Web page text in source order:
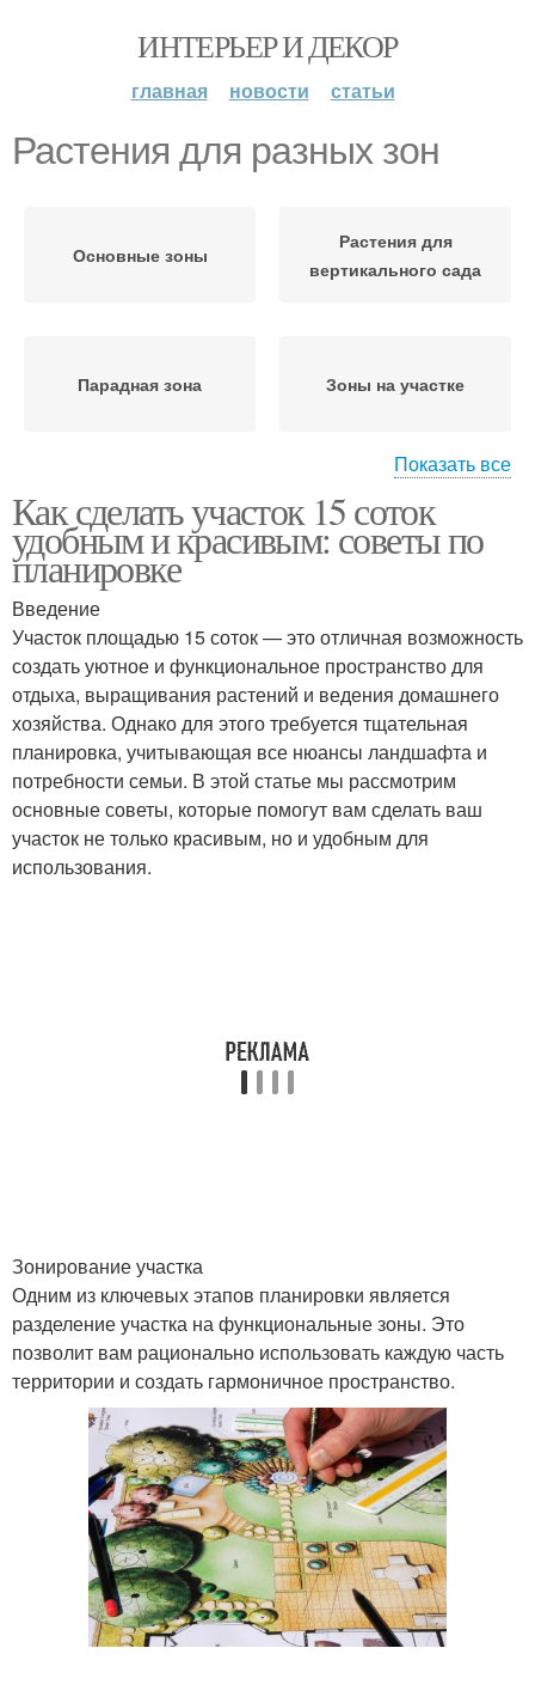
ИНТЕРЬЕР И ДЕКОР
главная новости статьи
Растения для разных зон
Основные зоны
Растения для
вертикального сада
Парадная зона Зоны на участке
целей
Компактные растения
Показать все
Как сделать участок 15 соток
удобным и красивым: советы по
планировке
Введение
Участок площадью 15 соток — это отличная возможность
создать уютное и функциональное пространство для
отдыха, выращивания растений и ведения домашнего
хозяйства. Однако для этого требуется тщательная
планировка, учитывающая все нюансы ландшафта и
потребности семьи. В этой статье мы рассмотрим
основные советы, которые помогут вам сделать ваш
участок не только красивым, но и удобным для
использования.
Зонирование участка
Одним из ключевых этапов планировки является
разделение участка на функциональные зоны. Это
позволит вам рационально использовать каждую часть
территории и создать гармоничное пространство.